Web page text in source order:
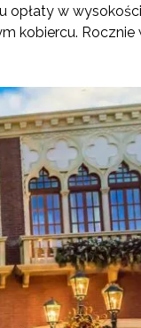
opłaty w
kobiercu. Rocznie